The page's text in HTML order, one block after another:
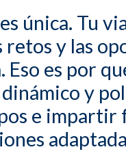
única. Tu
retos y las
Eso es por
y
e